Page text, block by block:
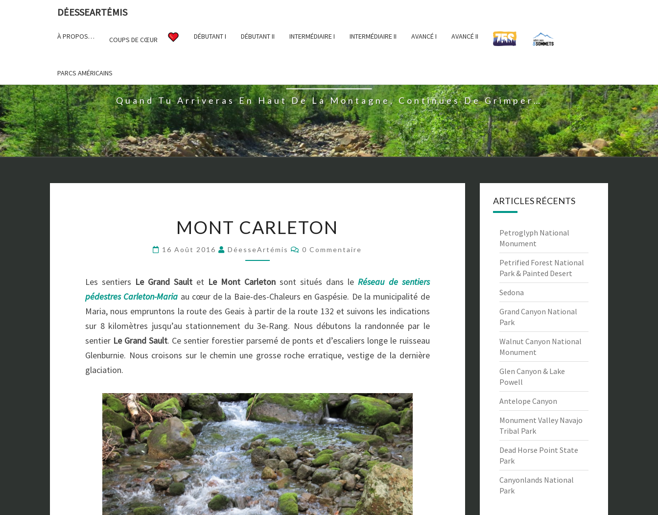
DĖESSEARTĖMIS
À PROPOS… COUPS DE CŒUR DÉBUTANT I DÉBUTANT II INTERMÉDIAIRE I INTERMÉDIAIRE II AVANCÉ I AVANCÉ II
PARCS AMÉRICAINS
Quand Tu Arriveras En Haut De La Montagne, Continues De Grimper…
O
T
C
A
R
L
E
T
O
MONT CARLETON
16 Août 2016 DéesseArtémis
C
O
E
N
A
R
S
0 Commentaire
Les sentiers Le Grand Saultet Le Mont Carletonsont situés dans leRéseau de sentiers
pédestres Carleton-Maria au cœur de la Baie-des-Chaleurs en Gaspésie. De la municipalité de
Maria, nous empruntons la route des Geais à partir de la route 132 et suivons les indications
sur 8 kilomètres jusqu’au stationnement du 3e-Rang. Nous débutons la randonnée par le
sentier Le Grand Sault. Ce sentier forestier parsemé de ponts et d’escaliers longe le ruisseau
Glenburnie. Nous croisons sur le chemin une grosse roche erratique, vestige de la dernière
glaciation.
ARTICLES RÉCENTS
Petroglyph National
Monument
Petrified Forest National
Park & Painted Desert
Sedona
Grand Canyon National
Park
Walnut Canyon National
Monument
Glen Canyon & Lake
Powell
Antelope Canyon
Monument Valley Navajo
Tribal Park
Dead Horse Point State
Park
Canyonlands National
Park